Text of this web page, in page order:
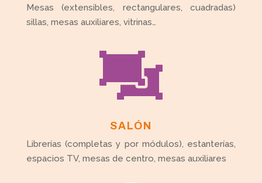
Mesas (extensibles, rectangulares, cuadradas)
sillas, mesas auxiliares, vitrinas…

SALÓN
Librerías (completas y por módulos), estanterías,
espacios TV, mesas de centro, mesas auxiliares